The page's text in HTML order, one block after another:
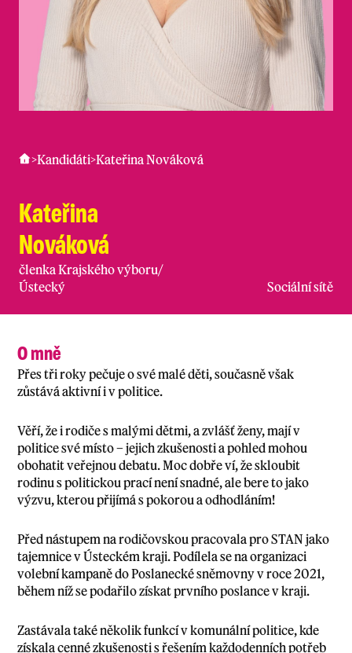
>Kandidáti>Kateřina Nováková
Kateřina
Nováková
členka Krajského výboru/
Ústecký
Sociální sítě
O mně
Přes tři roky pečuje o své malé děti, současně však
zůstává aktivní i v politice.
Věří, že i rodiče s malými dětmi, a zvlášť ženy, mají v
politice své místo – jejich zkušenosti a pohled mohou
obohatit veřejnou debatu. Moc dobře ví, že skloubit
rodinu s politickou prací není snadné, ale bere to jako
výzvu, kterou přijímá s pokorou a odhodláním!
Před nástupem na rodičovskou pracovala pro STAN jako
tajemnice v Ústeckém kraji. Podílela se na organizaci
volební kampaně do Poslanecké sněmovny v roce 2021,
během níž se podařilo získat prvního poslance v kraji.
Zastávala také několik funkcí v komunální politice, kde
získala cenné zkušenosti s řešením každodenních potřeb